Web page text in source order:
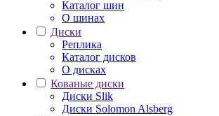
Каталог шин
О шинах
Диски
Реплика
Каталог дисков
О дисках
Кованые диски
Диски Slik
Диски Solomon Alsberg